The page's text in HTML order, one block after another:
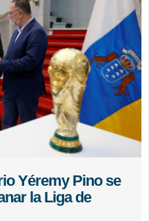
Yéremy Pino se
la Liga de